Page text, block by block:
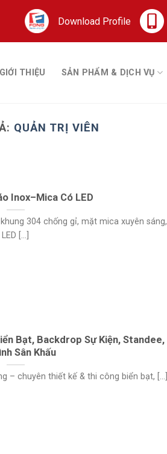
Download Profile
GIỚI THIỆU SẢN PHẨM & DỊCH VỤ
QUẢN TRỊ VIÊN
Inox–Mica Có LED
304 chống gỉ, mặt mica xuyên sáng,
LED [...]
Bạt, Backdrop Sự Kiện, Standee,
Sân Khấu
– chuyên thiết kế & thi công biển bạt, [...]